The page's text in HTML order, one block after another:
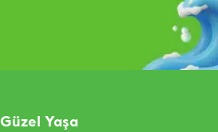
Güzel Yaşa